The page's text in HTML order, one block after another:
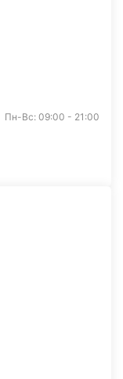
Пн-Вс: 09:00 - 21:00